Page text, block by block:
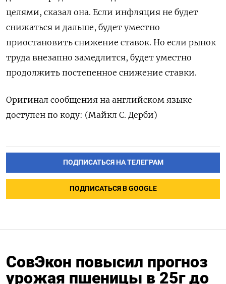
целями, сказал она. Если инфляция не будет
снижаться и дальше, будет уместно
приостановить снижение ставок. Но если рынок
труда внезапно замедлится, будет уместно
продолжить постепенное снижение ставки.
Оригинал сообщения на английском языке
доступен по коду: (Майкл С. Дерби)
ПОДПИСАТЬСЯ НА ТЕЛЕГРАМ
ПОДПИСАТЬСЯ В GOOGLE
СовЭкон повысил прогноз
урожая пшеницы в 25г до